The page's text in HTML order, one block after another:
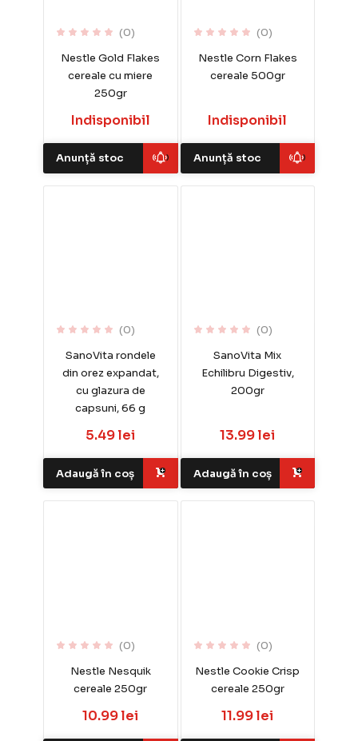
(0)
Nestle Gold Flakes
cereale cu miere
250gr
Indisponibil
Anunță stoc
(0)
Nestle Corn Flakes
cereale 500gr
Indisponibil
Anunță stoc
(0)
SanoVita rondele
din orez expandat,
cu glazura de
capsuni, 66 g
5.49 lei
Adaugă în coș
(0)
SanoVita Mix
Echilibru Digestiv,
200gr
13.99 lei
Adaugă în coș
(0)
Nestle Nesquik
cereale 250gr
10.99 lei
(0)
Nestle Cookie Crisp
cereale 250gr
11.99 lei